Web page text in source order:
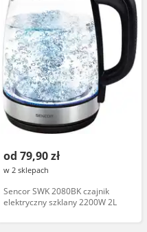
od 79,90 zł
w 2 sklepach
Sencor SWK 2080BK czajnik
elektryczny szklany 2200W 2L